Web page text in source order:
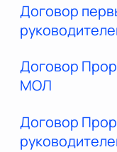
Договор
Договор
МОЛ
Договор